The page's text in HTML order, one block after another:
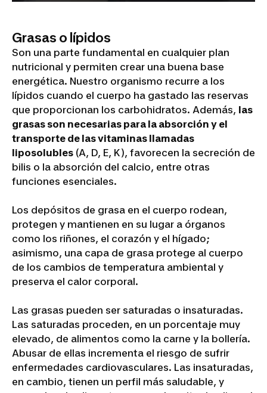
Grasas o lípidos
Son una parte fundamental en cualquier plan
nutricional y permiten crear una buena base
energética. Nuestro organismo recurre a los
lípidos cuando el cuerpo ha gastado las reservas
que proporcionan los carbohidratos. Además, las
grasas son necesarias para la absorción y el
transporte de las vitaminas llamadas
liposolubles (A, D, E, K), favorecen la secreción de
bilis o la absorción del calcio, entre otras
funciones esenciales.
Los depósitos de grasa en el cuerpo rodean,
protegen y mantienen en su lugar a órganos
como los riñones, el corazón y el hígado;
asimismo, una capa de grasa protege al cuerpo
de los cambios de temperatura ambiental y
preserva el calor corporal.
Las grasas pueden ser saturadas o insaturadas.
Las saturadas proceden, en un porcentaje muy
elevado, de alimentos como la carne y la bollería.
Abusar de ellas incrementa el riesgo de sufrir
enfermedades cardiovasculares. Las insaturadas,
en cambio, tienen un perfil más saludable, y